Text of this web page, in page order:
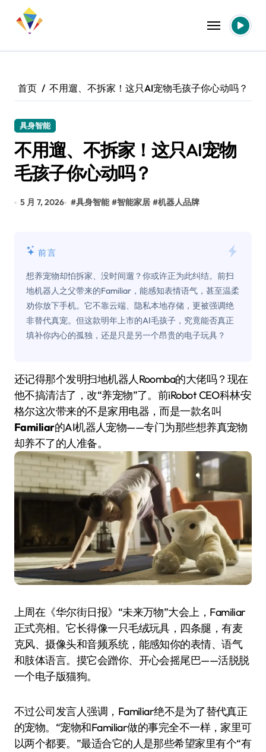
首页 不用遛、不拆家！这只AI宠物毛孩子你心动吗？
具身智能
不用遛、不拆家！这只AI宠物
毛孩子你心动吗？
5 月 7, 2026 #具身智能 #智能家居 #机器人品牌
前言
想养宠物却怕拆家、没时间遛？你或许正为此纠结。前扫
地机器人之父带来的Familiar，能感知表情语气，甚至温柔
劝你放下手机。它不靠云端、隐私本地存储，更被强调绝
非替代真宠。但这款明年上市的AI毛孩子，究竟能否真正
填补你内心的孤独，还是只是另一个昂贵的电子玩具？
还记得那个发明扫地机器人Roomba的大佬吗？现在
他不搞清洁了，改“养宠物”了。前iRobot CEO科林·安
格尔这次带来的不是家用电器，而是一款名叫
Familiar的AI机器人宠物——专门为那些想养真宠物
却养不了的人准备。
上周在《华尔街日报》“未来万物”大会上，Familiar
正式亮相。它长得像一只毛绒玩具，四条腿，有麦
克风、摄像头和音频系统，能感知你的表情、语气
和肢体语言。摸它会蹭你、开心会摇尾巴——活脱脱
一个电子版猫狗。
不过公司发言人强调，Familiar绝不是为了替代真正
的宠物。“宠物和Familiar做的事完全不一样，家里可
以两个都要。”最适合它的人是那些希望家里有个“有